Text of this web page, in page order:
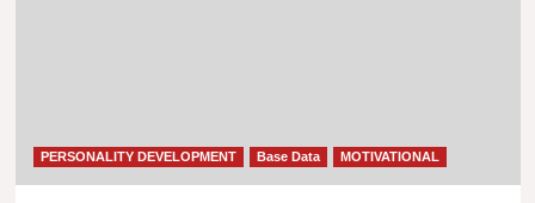
PERSONALITY DEVELOPMENT Base Data MOTIVATIONAL